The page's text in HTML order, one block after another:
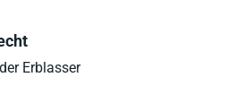
Erblasser